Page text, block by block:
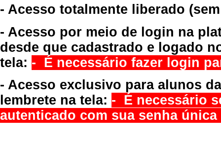
- Acesso totalmente liberado
- Acesso por meio de login na
desde que cadastrado e logado
tela: - É necessário fazer login
- Acesso exclusivo para alunos
lembrete na tela: - É necessário
autenticado com sua senha